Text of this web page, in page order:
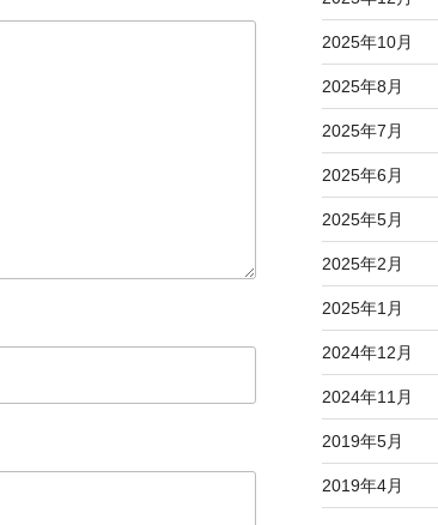
2025年10月
2025年8月
2025年7月
2025年6月
2025年5月
2025年2月
2025年1月
2024年12月
2024年11月
2019年5月
2019年4月